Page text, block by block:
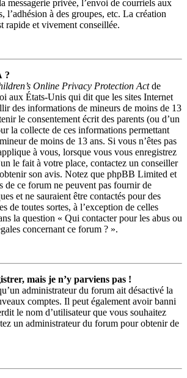
messagerie privée, l’envoi de courriels aux
l’adhésion à des groupes, etc. La création
rapide et vivement conseillée.
?
Online Privacy Protection Actde
aux États-Unis qui dit que les sites Internet
des informations de mineurs de moins de 13
le consentement écrit des parents (ou d’un
la collecte de ces informations permettant
de moins de 13 ans. Si vous n’êtes pas
à vous, lorsque vous vous enregistrez
le fait à votre place, contactez un conseiller
son avis. Notez que phpBB Limited et
de ce forum ne peuvent pas fournir de
et ne sauraient être contactés pour des
de toutes sortes, à l’exception de celles
la question « Qui contacter pour les abus ou
concernant ce forum ? ».
mais je n’y parviens pas !
administrateur du forum ait désactivé la
comptes. Il peut également avoir banni
le nom d’utilisateur que vous souhaitez
un administrateur du forum pour obtenir de